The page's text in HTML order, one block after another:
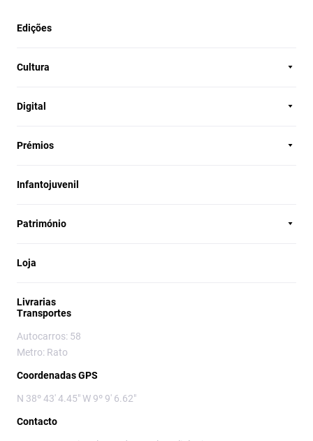
Edições
Cultura
Digital
Prémios
Infantojuvenil
Património
Loja
Livrarias
Transportes
Autocarros: 58
Metro: Rato
Coordenadas GPS
N 38º 43' 4.45" W 9º 9' 6.62"
Contacto